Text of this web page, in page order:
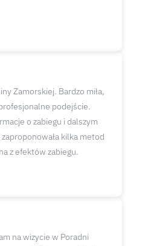
Zamorskiej. Bardzo miła,
podejście.
o zabiegu i dalszym
kilka metod
z efektów zabiegu.
na wizycie w Poradni